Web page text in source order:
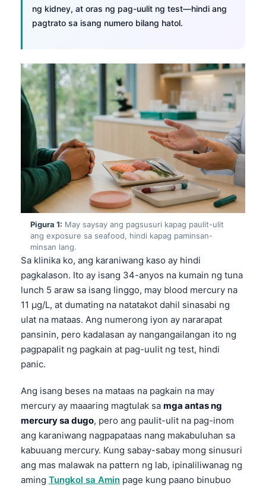
ng kidney, at oras ng pag-uulit ng test—hindi ang
pagtrato sa isang numero bilang hatol.
Pigura 1: May saysay ang pagsusuri kapag paulit-ulit
ang exposure sa seafood, hindi kapag paminsan-
minsan lang.
Sa klinika ko, ang karaniwang kaso ay hindi
pagkalason. Ito ay isang 34-anyos na kumain ng tuna
lunch 5 araw sa isang linggo, may blood mercury na
11 µg/L, at dumating na natatakot dahil sinasabi ng
ulat na mataas. Ang numerong iyon ay nararapat
pansinin, pero kadalasan ay nangangailangan ito ng
pagpapalit ng pagkain at pag-uulit ng test, hindi
panic.
Ang isang beses na mataas na pagkain na may
mercury ay maaaring magtulak sa mga antas ng
mercury sa dugo, pero ang paulit-ulit na pag-inom
ang karaniwang nagpapataas nang makabuluhan sa
kabuuang mercury. Kung sabay-sabay mong sinusuri
ang mas malawak na pattern ng lab, ipinaliliwanag ng
aming Tungkol sa Amin page kung paano binubuo